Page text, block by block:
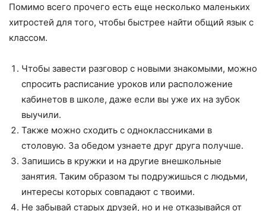
Помимо всего прочего есть еще несколько маленьких
хитростей для того, чтобы быстрее найти общий язык с
классом.
Чтобы завести разговор с новыми знакомыми, можно
спросить расписание уроков или расположение
кабинетов в школе, даже если вы уже их на зубок
выучили.
Также можно сходить с одноклассниками в
столовую. За обедом узнаете друг друга получше.
Запишись в кружки и на другие внешкольные
занятия. Таким образом ты подружишься с людьми,
интересы которых совпадают с твоими.
Не забывай старых друзей, но и не отказывайся от